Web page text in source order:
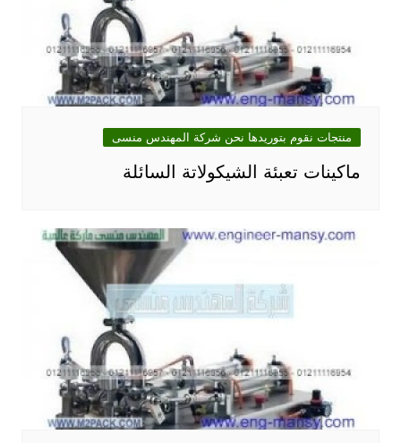
منتجات نقوم بتوريدها نحن شركة المهندس منسى
ماكينات تعبئة الشيكولاتة السائلة